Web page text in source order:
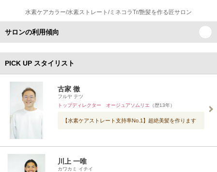
水素ケアカラー/水素ストレート/ミネコラTr/艶髪を作る匠サロン
サロンの利用傾向
PICK UP スタイリスト
古家 徹
フルヤ テツ
トップディレクター オージュアソムリエ （歴13年）
【水素ケアストレート支持率No.1】超絶美髪を作ります
川上 一唯
カワカミ イチイ